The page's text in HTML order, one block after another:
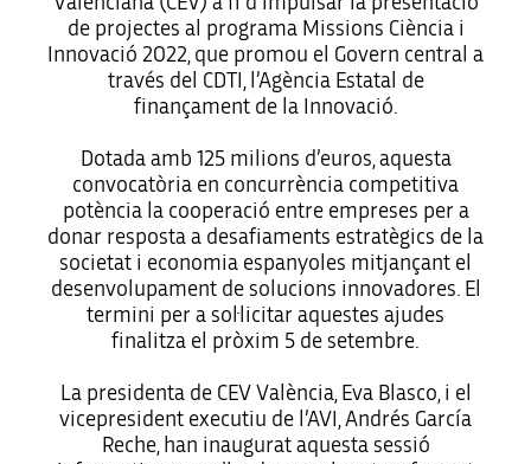
de projectes al programa Missions Ciència i
Innovació 2022, que promou el Govern central a
través del CDTI, l’Agència Estatal de
finançament de la Innovació.
Dotada amb 125 milions d’euros, aquesta
convocatòria en concurrència competitiva
potència la cooperació entre empreses per a
donar resposta a desafiaments estratègics de la
societat i economia espanyoles mitjançant el
desenvolupament de solucions innovadores. El
termini per a sol·licitar aquestes ajudes
finalitza el pròxim 5 de setembre.
La presidenta de CEV València, Eva Blasco, i el
vicepresident executiu de l’AVI, Andrés García
Reche, han inaugurat aquesta sessió